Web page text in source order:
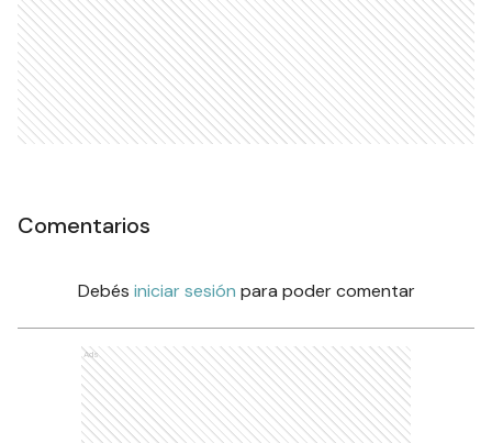
Comentarios
Debés iniciar sesión para poder comentar
Ads